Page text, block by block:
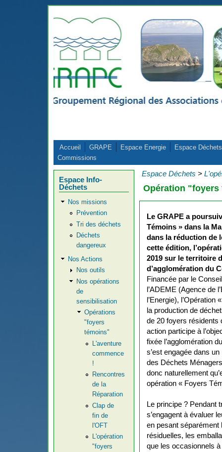
Accueil GRAPE Espace Energie
Espace Déchets
Commissions
Espace Info-
Déchets
Nos missions
Prévention
Tri des déchets
Déchets
dangereux
Nos Actions
Nos outils
Nos opérations
de
sensibilisation
Opérations
"foyers
témoins"
L'aventure
commence
!
Rencontres
de la
Réparation
Clap de
fin de
l'OFT
L'opération
"foyers
Espace Déchets >
Opération "foyers
Le GRAPE a
Témoins » dans la
dans la réduction de
cette édition,
2019 sur le territoire
d’agglomération du
Financée par le
l’ADEME (Agence de
l’Energie),
la production de
de 20 foyers résidents
action participe à
fixée l’agglomération
s’est engagée dans
des Déchets
donc naturellement
opération « Foyers
Le principe ? Pendant
s’engagent à évaluer
en pesant
résiduelles, les
que les occasionnels